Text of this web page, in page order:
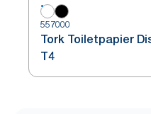
557000
Tork Toiletpapier
T4